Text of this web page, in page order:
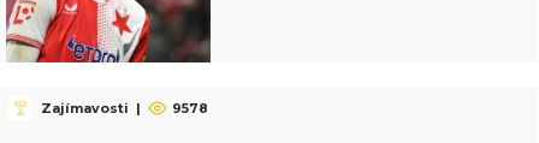
Zajímavosti | 9578